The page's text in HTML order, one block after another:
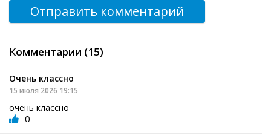
Отправить комментарий
Комментарии (15)
Очень классно
15 июля 2026 19:15
очень классно
0